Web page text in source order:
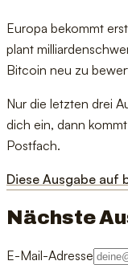
Europa bekommt
plant
Bitcoin neu zu
Nur die letzten drei
dich ein, dann
Postfach.
Diese Ausgabe auf
Nächste
E-Mail-Adresse